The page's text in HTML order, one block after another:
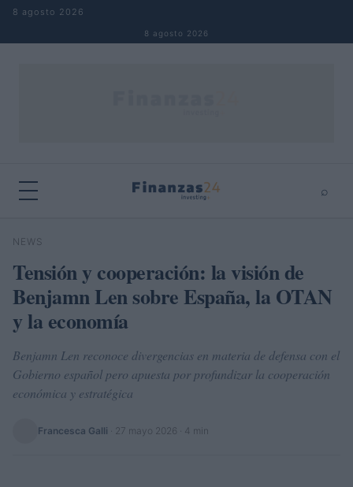
Saltar al contenido
8 agosto 2026
8 agosto 2026
⌕
Buscar
NEWS
Tensión y cooperación: la visión de
Benjamn Len sobre España, la OTAN
y la economía
Benjamn Len reconoce divergencias en materia de defensa con el
Gobierno español pero apuesta por profundizar la cooperación
económica y estratégica
Francesca Galli 27 mayo 2026 · 4 min